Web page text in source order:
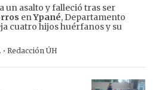
un asalto y falleció tras ser
enYpané, Departamento
cuatro hijos huérfanos y su
· Redacción ÚH